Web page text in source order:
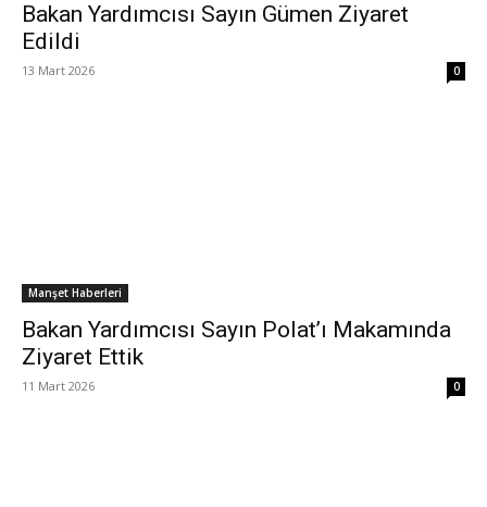
Bakan Yardımcısı Sayın Gümen Ziyaret
Edildi
13 Mart 2026 0
Manşet Haberleri
Bakan Yardımcısı Sayın Polat’ı Makamında
Ziyaret Ettik
11 Mart 2026 0